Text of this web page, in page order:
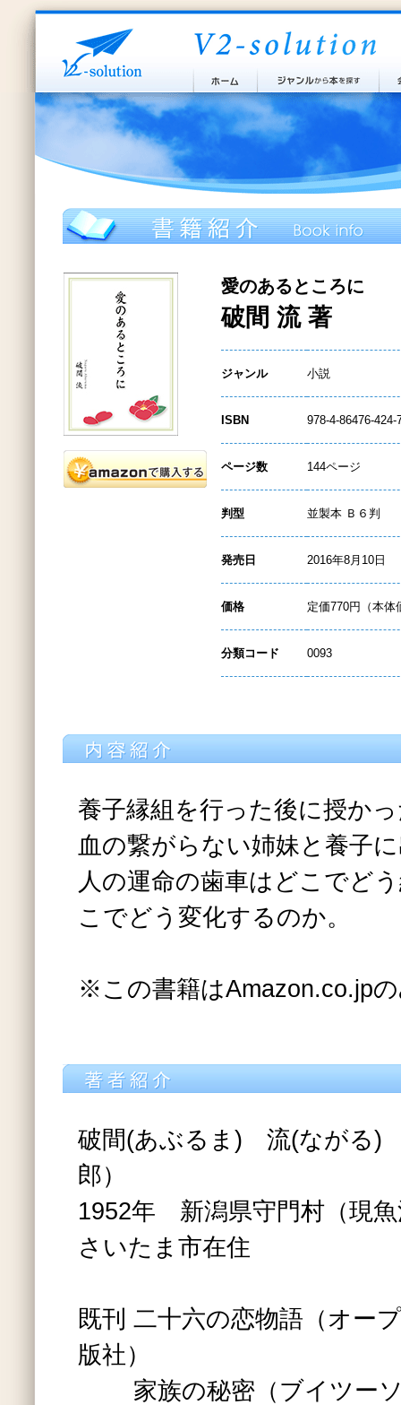
愛のあるところに
破間 流 著
ジャンル 小説
ISBN 978-4-86476-424-
ページ数 144ページ
判型 並製本 Ｂ６判
発売日 2016年8月10日
価格 定価770円（本体
分類コード 0093
養子縁組を行った後に授か
血の繋がらない姉妹と養子
人の運命の歯車はどこでど
こでどう変化するのか。
※この書籍はAmazon.co.jp
破間(あぶるま) 流(ながる)
郎）
1952年 新潟県守門村（現
さいたま市在住
既刊 二十六の恋物語（オー
版社）
家族の秘密（ブイツーソ